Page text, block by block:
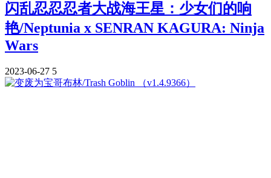
闪乱忍忍忍者大战海王星：少女们的响
艳/Neptunia x SENRAN KAGURA: Ninja
Wars
2023-06-27 5